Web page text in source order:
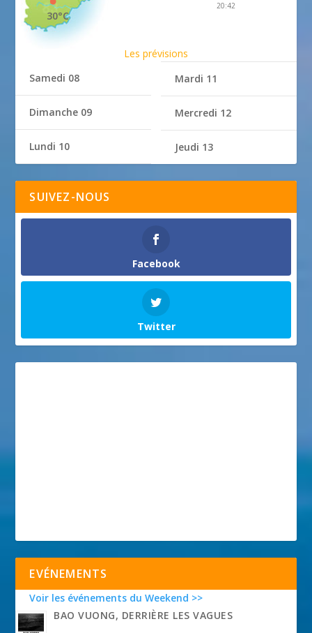
30°C
20:42
Les prévisions
Samedi 08
Dimanche 09
Lundi 10
Mardi 11
Mercredi 12
Jeudi 13
SUIVEZ-NOUS
Facebook
Twitter
EVÉNEMENTS
Voir les événements du Weekend >>
BAO VUONG, DERRIÈRE LES VAGUES